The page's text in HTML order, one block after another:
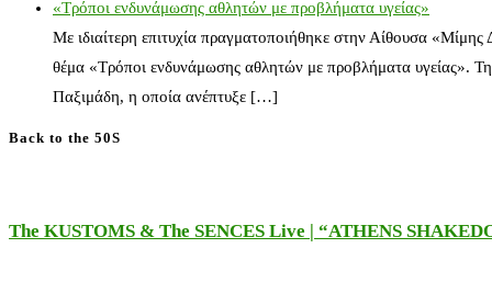
«Τρόποι ενδυνάμωσης αθλητών με προβλήματα υγείας»
Με ιδιαίτερη επιτυχία πραγματοποιήθηκε στην Αίθουσα
θέμα «Τρόποι ενδυνάμωσης αθλητών με προβλήματα υγείας».
Παξιμάδη, η οποία ανέπτυξε […]
Back to the 50S
The KUSTOMS & The SENCES Live | “ATHENS